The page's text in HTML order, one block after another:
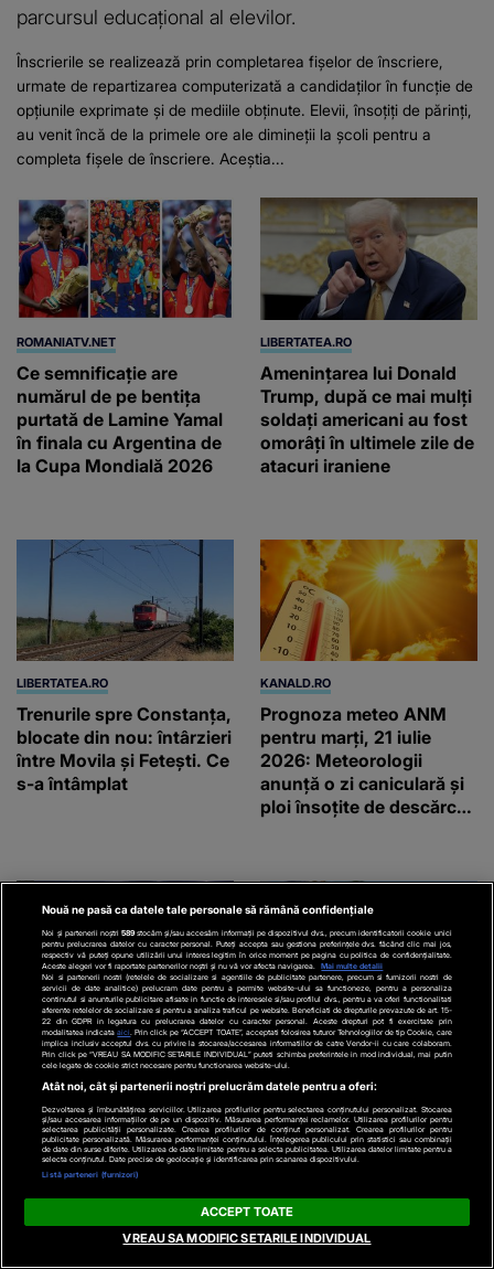
parcursul educațional al elevilor.
Înscrierile se realizează prin completarea fișelor de înscriere,
urmate de repartizarea computerizată a candidaților în funcție de
opțiunile exprimate și de mediile obținute. Elevii, însoțiți de părinți,
au venit încă de la primele ore ale dimineții la școli pentru a
completa fișele de înscriere. Aceștia...
ROMANIATV.NET
Ce semnificație are
numărul de pe bentița
purtată de Lamine Yamal
în finala cu Argentina de
la Cupa Mondială 2026
LIBERTATEA.RO
Amenințarea lui Donald
Trump, după ce mai mulți
soldați americani au fost
omorâți în ultimele zile de
atacuri iraniene
LIBERTATEA.RO
Trenurile spre Constanța,
blocate din nou: întârzieri
între Movila și Fetești. Ce
s-a întâmplat
KANALD.RO
Prognoza meteo ANM
pentru marți, 21 iulie
2026: Meteorologii
anunță o zi caniculară și
ploi însoțite de descărcări
EVZ.RO
Vreme severă în
România. ANM anunță
ploi torențiale, vijelii și
grindină până joi
VIVA.RO
EXCLUSIV! PRIMELE
declarații ale Emiliei
Dorobanțu după ce s-a
spus că s-a ÎMPĂCAT cu
fostul soț, la trei luni de
putut să spună frumoasa
artistă i-a lăsat MASCĂ
pe toți. De data aceasta,
Nouă ne pasă ca datele tale personale să rămână confidențiale
Noi și partenerii noștri 589stocăm și/sau accesăm informații pe dispozitivul dvs., precum identificatorii cookie unici
pentru prelucrarea datelor cu caracter personal. Puteți accepta sau gestiona preferințele dvs. făcând clic mai jos,
respectiv vă puteți opune utilizării unui interes legitim în orice moment pe pagina cu politica de confidențialitate.
Aceste alegeri vor fi raportate partenerilor noștri și nu vă vor afecta navigarea.
Mai multe detalii
Noi si partenerii nostri (retelele de socializare si agentiile de publicitate partenere, precum si furnizorii nostri de
servicii de date analitice) prelucram date pentru a permite website-ului sa functioneze, pentru a personaliza
continutul si anunturile publicitare afisate in functie de interesele si/sau profilul dvs., pentru a va oferi functionalitati
aferente retelelor de socializare si pentru a analiza traficul pe website. Beneficiati de drepturile prevazute de art. 15-
22 din GDPR in legatura cu prelucrarea datelor cu caracter personal. Aceste drepturi pot fi exercitate prin
modalitatea indicataaici . Prin click pe “ACCEPT TOATE”, acceptati folosirea tuturor Tehnologiilor de tip Cookie, care
implica inclusiv acceptul dvs. cu privire la stocarea/accesarea informatiilor de catre Vendor-ii cu care colaboram.
Prin click pe “VREAU SA MODIFIC SETARILE INDIVIDUAL” puteti schimba preferintele in mod individual, mai putin
cele legate de cookie strict necesare pentru functionarea website-ului.
Atât noi, cât și partenerii noștri prelucrăm datele pentru a oferi:
Dezvoltarea și îmbunătățirea serviciilor. Utilizarea profilurilor pentru selectarea conținutului personalizat. Stocarea
și/sau accesarea informațiilor de pe un dispozitiv. Măsurarea performanței reclamelor. Utilizarea profilurilor pentru
selectarea publicității personalizate. Crearea profilurilor de conținut personalizat. Crearea profilurilor pentru
publicitate personalizată. Măsurarea performanței conținutului. Înțelegerea publicului prin statistici sau combinații
de date din surse diferite. Utilizarea de date limitate pentru a selecta publicitatea. Utilizarea datelor limitate pentru a
selecta conținutul. Date precise de geolocație și identificarea prin scanarea dispozitivului.
Listă parteneri (furnizori)
ACCEPT TOATE
VREAU SA MODIFIC SETARILE INDIVIDUAL